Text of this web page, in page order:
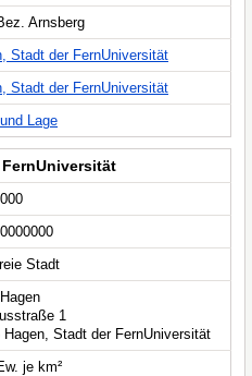
Arnsberg
Stadt der FernUniversität
Stadt der FernUniversität
Lage
Stadt
1
Hagen, Stadt der FernUniversität
je km²